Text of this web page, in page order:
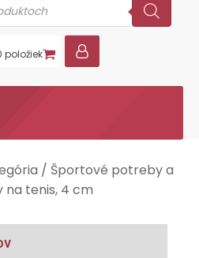
položiek
/ Športové potreby a
na tenis, 4 cm